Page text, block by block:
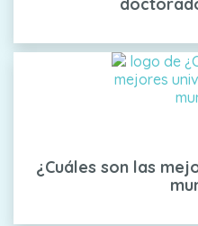
¿Cuáles son las